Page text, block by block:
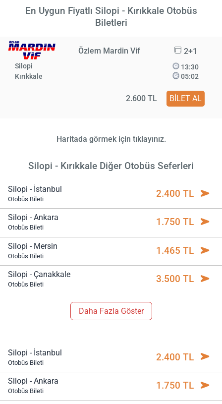
En Uygun Fiyatlı Silopi - Kırıkkale Otobüs
Biletleri
Özlem Mardin Vif 2+1
Silopi
Kırıkkale
13:30
05:02
2.600 TL BİLET AL
Haritada görmek için tıklayınız.
Silopi - Kırıkkale Diğer Otobüs Seferleri
Silopi - İstanbul
Otobüs Bileti 2.400 TL
Silopi - Ankara
Otobüs Bileti 1.750 TL
Silopi - Mersin
Otobüs Bileti 1.465 TL
Silopi - Çanakkale
Otobüs Bileti 3.500 TL
Daha Fazla Göster
Silopi - İstanbul
Otobüs Bileti 2.400 TL
Silopi - Ankara
Otobüs Bileti 1.750 TL